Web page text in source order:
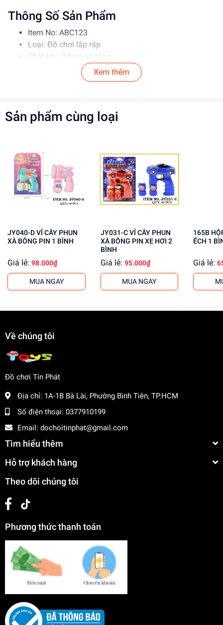
Thông Số Sản Phẩm
Item No: ABC123
Loại: Đồ chơi lắp ráp
Chất liệu: Nhựa an toàn
Độ tuổi phù hợp: 5-12 tuổi
Lắp ráp theo đúng trình tự để đảm bảo an toàn
Lợi Ích Phát Triển
Phát triển tư duy, sáng tạo
Rèn luyện kỹ năng phối hợp tay mắt
Tăng cường khả năng giải quyết vấn đề
thêm thông tin!
Xem thêm
Sản phẩm cùng loại
JY040-D VỈ CÂY PHUN
XÀ BÔNG PIN 1 BÌNH
Giá lẻ: 98.000₫
MUA NGAY
JY031-C VỈ CÂY PHUN
XÀ BÔNG PIN XE HƠI 2
BÌNH
Giá lẻ: 95.000₫
MUA NGAY
165B HỘP XÀ BÔNG PIN
ẾCH 1
Giá lẻ:
Về chúng tôi
Đồ chơi Tín Phát
Địa chỉ: 1A-1B Bà Lài, Phường Bình Tiên, TP.HCM
Số điện thoại: 0377910199
Email: dochoitinphat@gmail.com
Tìm hiểu thêm
Hỗ trợ khách hàng
Theo dõi chúng tôi
Phương thức thanh toán